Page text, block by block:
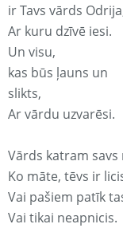
ir Tavs vārds
Ar kuru dzīvē iesi.
Un visu,
kas būs ļauns un
slikts,
Ar vārdu uzvarēsi.
Vārds katram savs
Ko māte, tēvs ir
Vai pašiem patīk
Vai tikai neapnicis.